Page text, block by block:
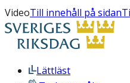
VideoTill innehåll på sidan
Lättläst